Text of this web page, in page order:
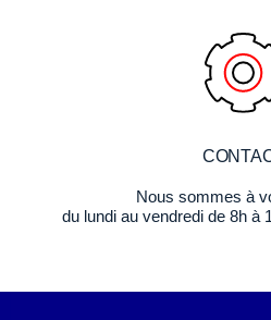
Nous sommes à
du lundi au vendredi de 8h à